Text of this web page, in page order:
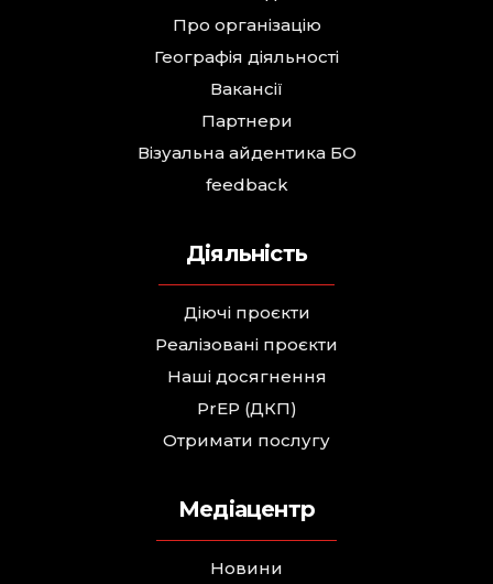
Про організацію
Географія діяльності
Вакансії
Партнери
Візуальна айдентика БО
feedback
Діяльність
Діючі проєкти
Реалізовані проєкти
Наші досягнення
PrEP (ДКП)
Отримати послугу
Медіацентр
Новини